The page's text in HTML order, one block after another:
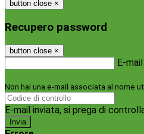
button close ×
Recupero password
button close ×
E-mail
Non hai una e-mail associata al nome
E-mail inviata, si prega di